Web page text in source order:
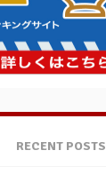
RECENT POSTS